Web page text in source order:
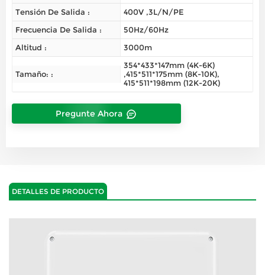
Tensión De Salida :
400V ,3L/N/PE
Frecuencia De Salida :
50Hz/60Hz
Altitud :
3000m
Tamaño: :
354*433*147mm (4K-6K)
,415*511*175mm (8K-10K),
415*511*198mm (12K-20K)
Pregunte Ahora
DETALLES DE PRODUCTO